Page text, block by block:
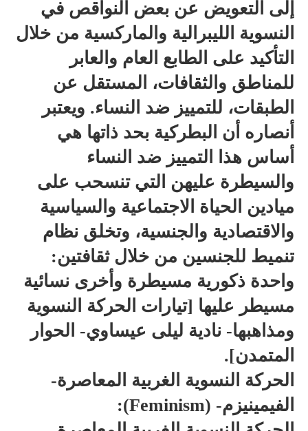
إلى التعويض عن بعض النواقص في
النسوية الليبرالية والماركسية من خلال
التأكيد على الطابع العام والعابر
للمناطق والثقافات، المستقل عن
الطبقات، للتمييز ضد النساء. ويعتبر
أنصاره أن البطركية بحد ذاتها هي
أساس هذا التمييز ضد النساء
والسيطرة عليهن التي تنسحب على
ميادين الحياة الاجتماعية والسياسية
والاقتصادية والجنسية، وتخلق نظام
تنميط للجنسين من خلال ثقافتين:
واحدة ذكورية مسيطرة وأخرى نسائية
مسيطر عليها [تيارات الحركة النسوية
ومذاهبها- نادية ليلى عيساوي- الحوار
المتمدن].
الحركة النسوية الغربية المعاصرة-
الفيمينيزم- (Feminism):